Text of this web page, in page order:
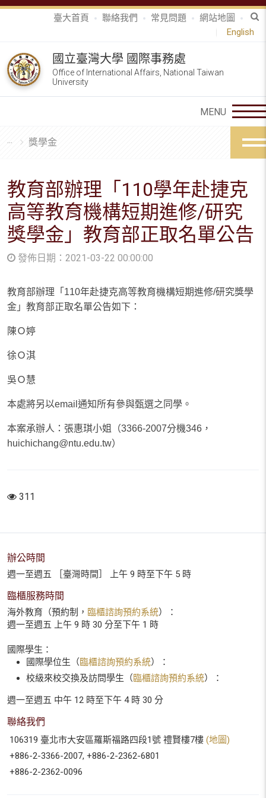
臺大首頁 聯絡我們 常見問題
網站地圖
English
國立臺灣大學 國際事務處
Office of International Affairs, National Taiwan
University
獎學金
教育部辦理「110學年赴捷克
高等教育機構短期進修/研究
獎學金」教育部正取名單公告
發佈日期：2021-03-22 00:00:00
教育部辦理「110年赴捷克高等教育機構短期進修/研究獎學
金」教育部正取名單公告如下：
陳Ｏ婷
徐Ｏ淇
吳Ｏ慧
本處將另以email通知所有參與甄選之同學。
本案承辦人：張惠琪小姐（3366-2007分機346，
huichichang@ntu.edu.tw）
311
辦公時間
週一至週五 ［臺灣時間］ 上午 9 時至下午 5 時
臨櫃服務時間
海外教育（預約制， 臨櫃諮詢預約系統）：
週一至週五 上午 9 時 30 分至下午 1 時
國際學生：
國際學位生（臨櫃諮詢預約系統）：
校級來校交換及訪問學生（臨櫃諮詢預約系統）：
週一至週五 中午 12 時至下午 4 時 30 分
聯絡我們
106319 臺北市大安區羅斯福路四段1號 禮賢樓7樓 (地圖)
+886-2-3366-2007, +886-2-2362-6801
+886-2-2362-0096